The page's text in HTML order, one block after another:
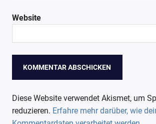
Website
Diese Website verwendet Akismet, um
reduzieren. Erfahre mehr darüber, wie